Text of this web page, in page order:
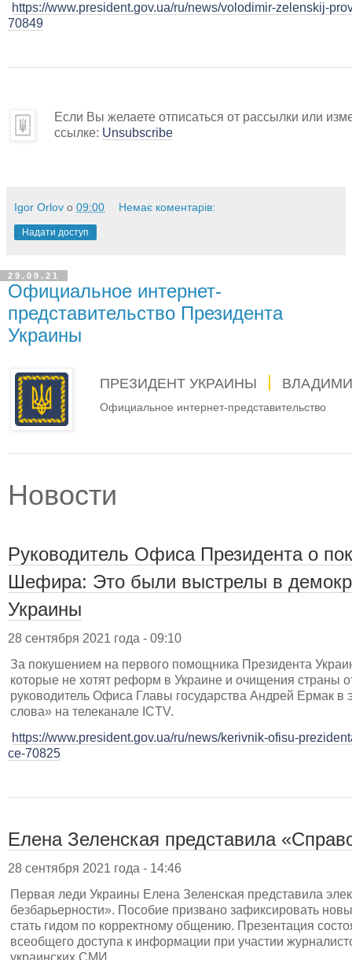
https://www.president.gov.ua/ru/news/volodimir-zelenskij-
70849
Если Вы желаете отписаться от рассылки или
ссылке: Unsubscribe
Igor Orlov о 09:00 Немає коментарів:
Надати доступ
29.09.21
Официальное интернет-
представительство Президента
Украины
ПРЕЗИДЕНТ УКРАИНЫ
Официальное интернет-представительство
Новости
Руководитель Офиса Президента о
Шефира: Это были выстрелы в
Украины
28 сентября 2021 года - 09:10
За покушением на первого помощника Президента
которые не хотят реформ в Украине и очищения страны
руководитель Офиса Главы государства Андрей Ермак
слова» на телеканале ICTV.
https://www.president.gov.ua/ru/news/kerivnik-ofisu-
ce-70825
Елена Зеленская представила
28 сентября 2021 года - 14:46
Первая леди Украины Елена Зеленская представила
безбарьерности». Пособие призвано зафиксировать
стать гидом по корректному общению. Презентация
всеобщего доступа к информации при участии
украинских СМИ.